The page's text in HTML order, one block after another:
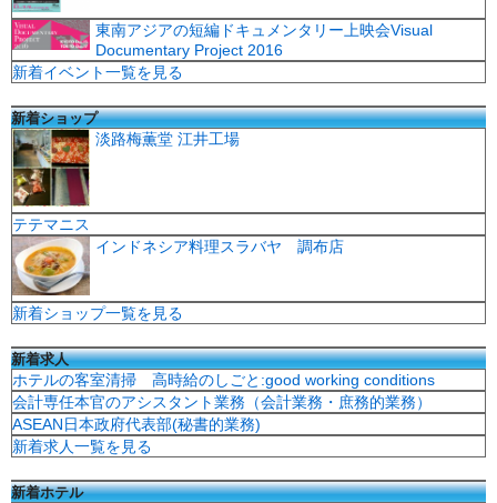
東南アジアの短編ドキュメンタリー上映会Visual
Documentary Project 2016
新着イベント一覧を見る
新着ショップ
淡路梅薫堂 江井工場
テテマニス
インドネシア料理スラバヤ 調布店
新着ショップ一覧を見る
新着求人
ホテルの客室清掃 高時給のしごと:good working conditions
会計専任本官のアシスタント業務（会計業務・庶務的業務）
ASEAN日本政府代表部(秘書的業務)
新着求人一覧を見る
新着ホテル